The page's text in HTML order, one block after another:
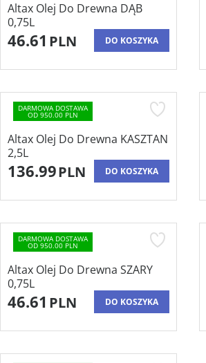
Altax Olej Do Drewna DĄB
0,75L
46.61 PLN DO KOSZYKA
DARMOWA DOSTAWA
OD 950.00 PLN
Altax Olej Do Drewna KASZTAN
2,5L
136.99PLN DO KOSZYKA
DARMOWA DOSTAWA
OD 950.00 PLN
Altax Olej Do Drewna SZARY
0,75L
46.61 PLN DO KOSZYKA